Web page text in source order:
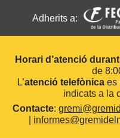
Adherits a:
Horari d’atenció
de
L’atenció telefònicaes
indicats a la
Contacte: